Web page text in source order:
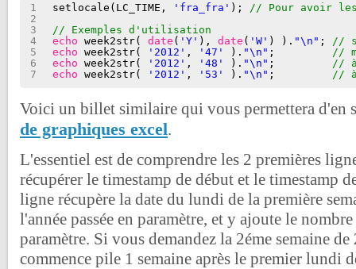
1
2
3
4
5
6
7
setlocale(LC_TIME, 'fra_fra' );
// Pour avoir les
// Exemples d'utilisation
echo
week2str( date ( 'Y' ), date ( 'W' ) ). "\n" ;
//
echo
week2str( '2012' , '47' ). "\n" ;
//
echo
week2str( '2012' , '48' ). "\n" ;
//
echo
week2str( '2012' , '53' ). "\n" ; // à
Voici un billet similaire qui vous permettera d'en
de graphiques excel.
L'essentiel est de comprendre les 2 premières
récupérer le timestamp de début et le timestamp
ligne récupère la date du lundi de la première
l'année passée en paramètre, et y ajoute le nombre
paramètre. Si vous demandez la 2éme semaine
commence pile 1 semaine après le premier lundi